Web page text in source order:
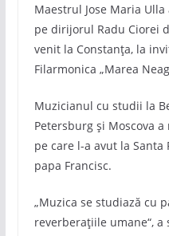
Maestrul Jose Maria
pe dirijorul Radu Ciorei
venit la Constanța, la
Filarmonica „Marea
Muzicianul cu studii la
Petersburg și Moscova
pe care l-a avut la Santa
papa Francisc.
„Muzica se studiază cu
reverberațiile umane“,